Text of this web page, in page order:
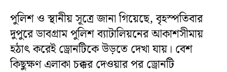
পুলিশ ও স্থানীয় সূত্রে জানা গিয়েছে, বৃহস্পতিবার
দুপুরে ডাবগ্রাম পুলিশ ব্যাটালিয়নের আকাশসীমায়
হঠাৎ করেই ড্রোনটিকে উড়তে দেখা যায়। বেশ
কিছুক্ষণ এলাকা চক্কর দেওয়ার পর ড্রোনটি